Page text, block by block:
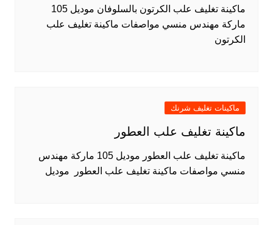
ماكينة تغليف علب الكرتون بالسلوفان موديل 105
ماركة مهندس منسي مواصفات ماكينة تغليف علب
الكرتون
ماكينات تغليف شرنك
ماكينة تغليف علب العطور
ماكينة تغليف علب العطور موديل 105 ماركة مهندس
منسي مواصفات ماكينة تغليف علب العطور موديل